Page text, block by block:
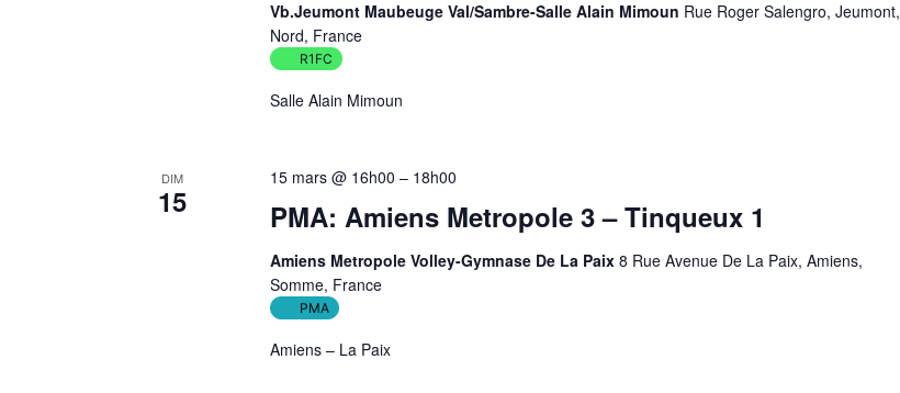
Vb.Jeumont Maubeuge Val/Sambre-Salle Alain Mimoun Rue Roger Salengro, Jeumont,
Nord, France
R1FC
Salle Alain Mimoun
DIM
15 PMA: Amiens Metropole 3 – Tinqueux 1
15 mars @ 16h00 – 18h00
Amiens Metropole Volley-Gymnase De La Paix 8 Rue Avenue De La Paix, Amiens,
Somme, France
PMA
Amiens – La Paix